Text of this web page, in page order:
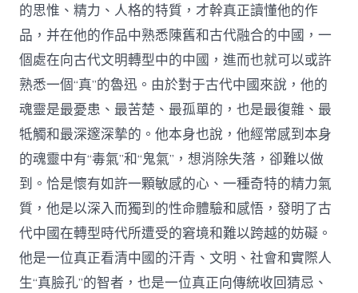
的思惟、精力、人格的特質，才幹真正讀懂他的作
品，并在他的作品中熟悉陳舊和古代融合的中國，一
個處在向古代文明轉型中的中國，進而也就可以或許
熟悉一個“真”的魯迅。由於對于古代中國來說，他的
魂靈是最憂患、最苦楚、最孤單的，也是最復雜、最
牴觸和最深邃深摯的。他本身也說，他經常感到本身
的魂靈中有“毒氣”和“鬼氣”，想消除失落，卻難以做
到。恰是懷有如許一顆敏感的心、一種奇特的精力氣
質，他是以深入而獨到的性命體驗和感悟，發明了古
代中國在轉型時代所遭受的窘境和難以跨越的妨礙。
他是一位真正看清中國的汗青、文明、社會和實際人
生“真臉孔”的智者，也是一位真正向傳統收回猜忌、